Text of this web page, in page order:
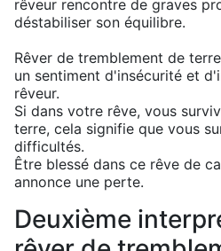
rêveur rencontre de graves
déstabiliser son équilibre.
Rêver de tremblement de
un sentiment d'insécurité et
rêveur.
Si dans votre rêve, vous
terre, cela signifie que vous
difficultés.
Être blessé dans ce rêve de
annonce une perte.
Deuxième